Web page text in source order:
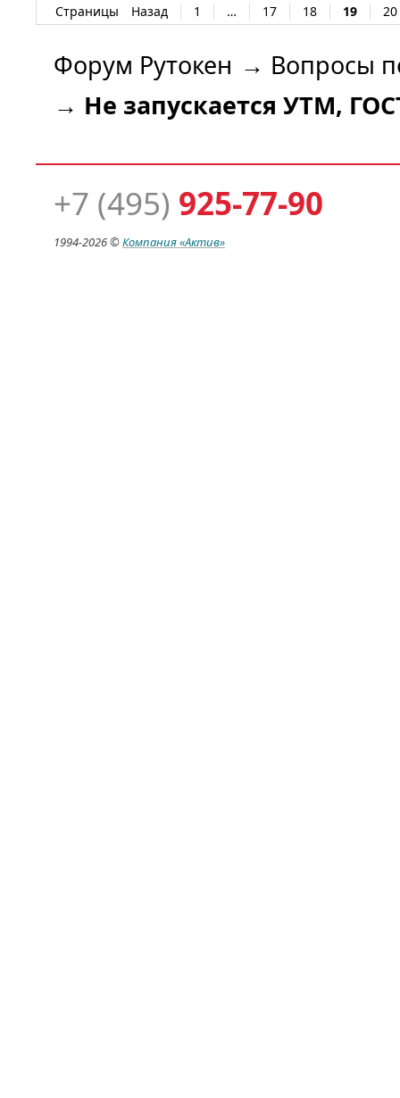
Страницы Назад 1 … 17 18 19 20
Форум Рутокен → Вопросы
→ Не запускается УТМ,
+7 (495) 925-77-90
1994-2026 ©Компания«Актив»